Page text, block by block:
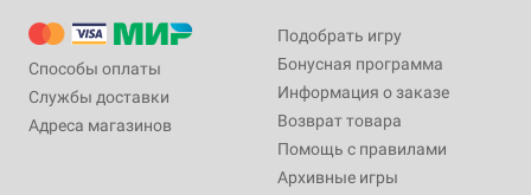
Способы оплаты
Службы доставки
Адреса магазинов
Подобрать игру
Бонусная программа
Информация о заказе
Возврат товара
Помощь с правилами
Архивные игры